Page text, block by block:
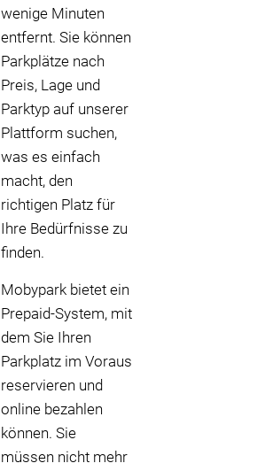
wenige Minuten
entfernt. Sie können
Parkplätze nach
Preis, Lage und
Parktyp auf unserer
Plattform suchen,
was es einfach
macht, den
richtigen Platz für
Ihre Bedürfnisse zu
finden.
Mobypark bietet ein
Prepaid-System, mit
dem Sie Ihren
Parkplatz im Voraus
reservieren und
online bezahlen
können. Sie
müssen nicht mehr